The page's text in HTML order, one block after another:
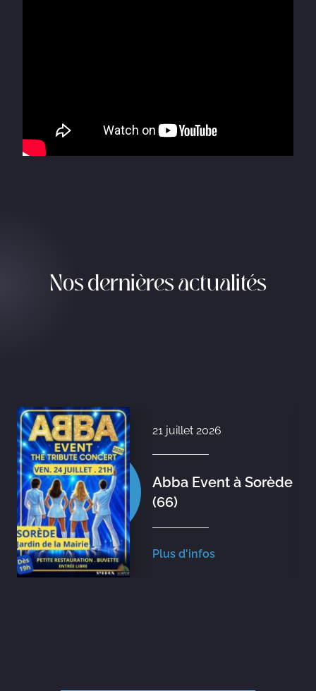
Nos dernières actualités
21 juillet 2026
Abba Event à Sorède
(66)
Plus d'infos